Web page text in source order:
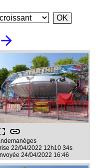
arrow_forward
link
22/04/2022 12h10 34s
24/04/2022 16:46